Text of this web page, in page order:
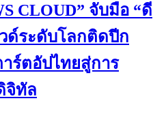
CLOUD” จับมือ “ดี
ด์ระดับโลกติดปีก
ร์ตอัปไทยสู่การ
จิทัล